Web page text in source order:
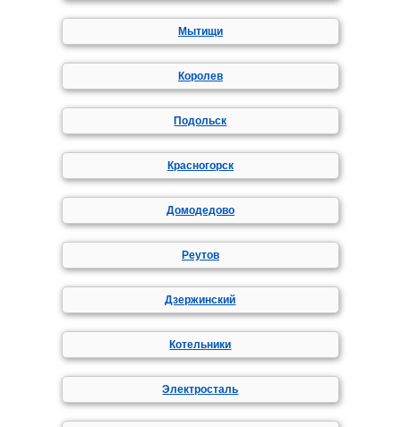
Мытищи
Королев
Подольск
Красногорск
Домодедово
Реутов
Дзержинский
Котельники
Электросталь